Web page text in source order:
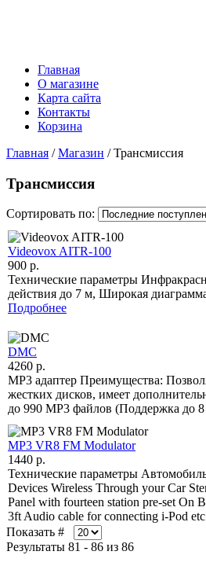
Главная
О магазине
Карта сайта
Контакты
Корзина
Главная /Магазин / Трансмиссия
Трансмиссия
Сортировать по:
Videovox AITR-100
900 p.
Технические параметры
действия до 7 м, Широкая
Подробнее
DMC
4260 p.
MP3 адаптер Преимущества:
жестких дисков, имеет
до 990 МР3 файлов (Поддержка до
MP3 VR8 FM Modulator
1440 p.
Технические параметры
Devices Wireless Through your Car
Panel with fourteen station pre-set On
3ft Audio cable for connecting i-Pod
Показать #
Результаты 81 - 86 из 86